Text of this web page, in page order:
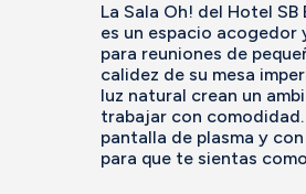
La Sala Oh! del Hotel
es un espacio acogedor
para reuniones de
calidez de su mesa
luz natural crean un
trabajar con comodidad.
pantalla de plasma y
para que te sientas